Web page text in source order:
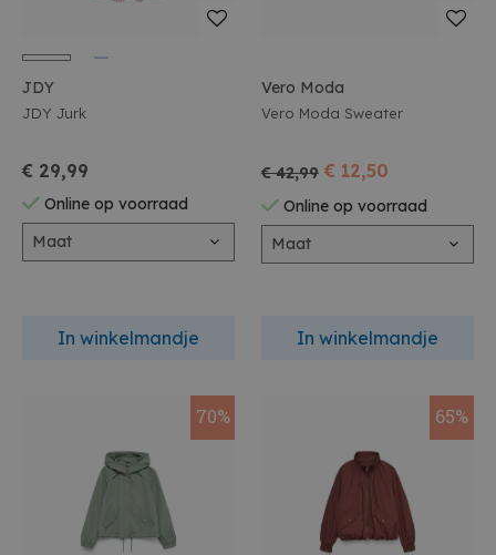
JDY
JDY Jurk
€ 29,99
Online op voorraad
Maat
In winkelmandje
Vero Moda
Vero Moda Sweater
€ 42,99 € 12,50
Online op voorraad
Maat
In winkelmandje
70% 65%